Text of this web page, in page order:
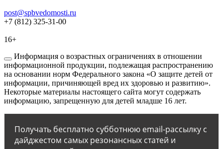
post@spbvedomosti.ru
+7 (812) 325-31-00
16+
Информация о возрастных ограничениях в отношении
информационной продукции, подлежащая распространению
на основании норм Федерального закона «О защите детей от
информации, причиняющей вред их здоровью и развитию».
Некоторые материалы настоящего сайта могут содержать
информацию, запрещенную для детей младше 16 лет.
Получать бесплатно субботнюю email-рассылку с
дайджестом самых резонансных статей и